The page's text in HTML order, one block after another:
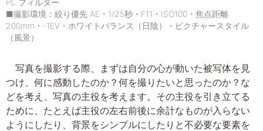
PL フィルター
■撮影環境：絞り優先 AE・1/25秒・F11・ISO100・焦点距離
200mm・-1EV・ホワイトバランス（日陰）・ピクチャースタイル
（風景）
写真を撮影する際、まずは自分の心が動いた被写体を見
つけ、何に感動したのか？何を撮りたいと思ったのか？な
どを考え、写真の主役を考えます。その主役を引き立てる
ために、たとえば主役の左右前後に余計なものが入らない
ようにしたり、背景をシンプルにしたりと不必要な要素を